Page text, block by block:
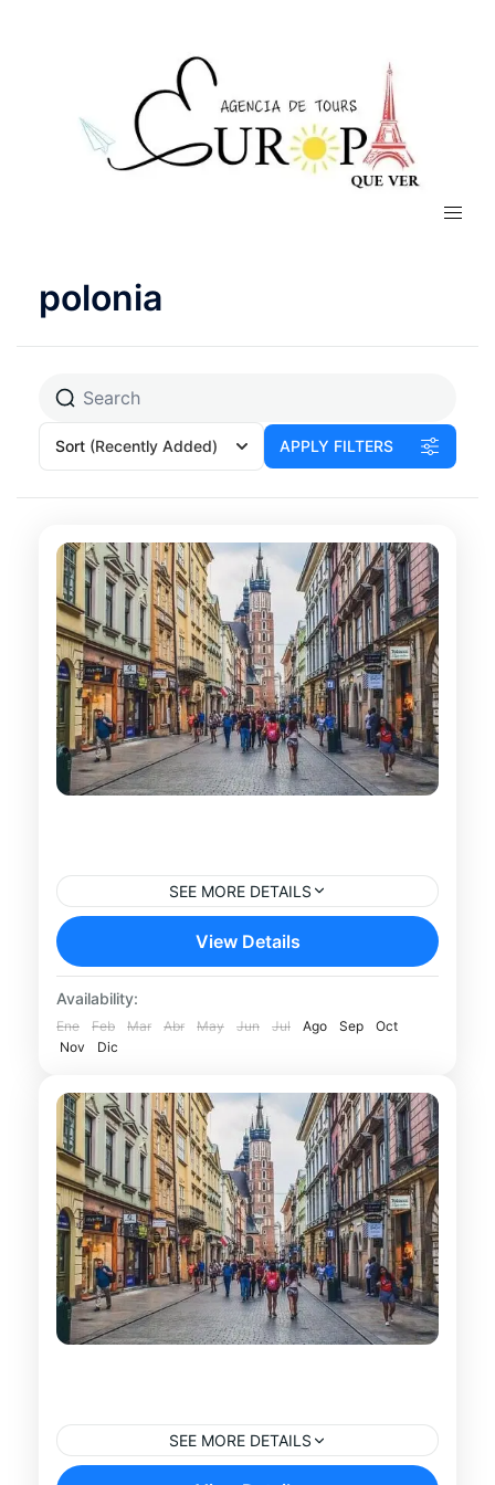
polonia
Sort (Recently Added) APPLY FILTERS
SEE MORE DETAILS
Descubre uno de los lugares más
emblemáticos de Cracovia con este tour
por la Catedral y la Colina de Wawel.
Acompañado por un guía profesional,...
Cracovia
View Details
Availability:
Ene Feb Mar Abr May Jun Jul Ago Sep
Oct
Nov
Dic
SEE MORE DETAILS
Descubre los sabores más auténticos de